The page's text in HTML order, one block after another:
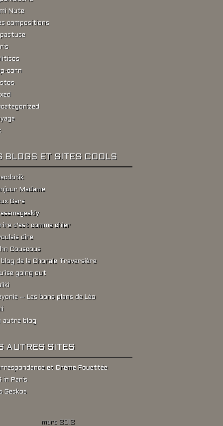
Nute
compositions
corn
BLOGS ET SITES COOLS
Madame
Gars
c'est comme chier
dire
Couscous
blog de la Chorale Traversière
going out
– Les bons plans de Léo
autre blog
AUTRES SITES
et Crème Fouettée
in Paris
Geckos
mars 2012